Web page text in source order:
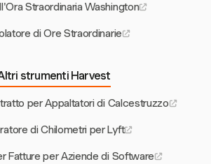
Straordinaria Washington
di Ore Straordinarie
strumenti Harvest
per Appaltatori di Calcestruzzo
di Chilometri per Lyft
Fatture per Aziende di Software